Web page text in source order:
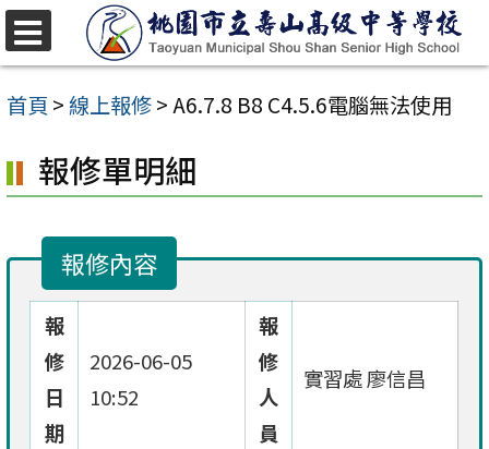
跳
至
主
內
容
首頁 >線上報修>A6.7.8 B8 C4.5.6電腦無法使用
報修單明細
報修內容
報
修
日
期
2026-06-05
10:52
報
修
人
員
實習處 廖信昌
選
單